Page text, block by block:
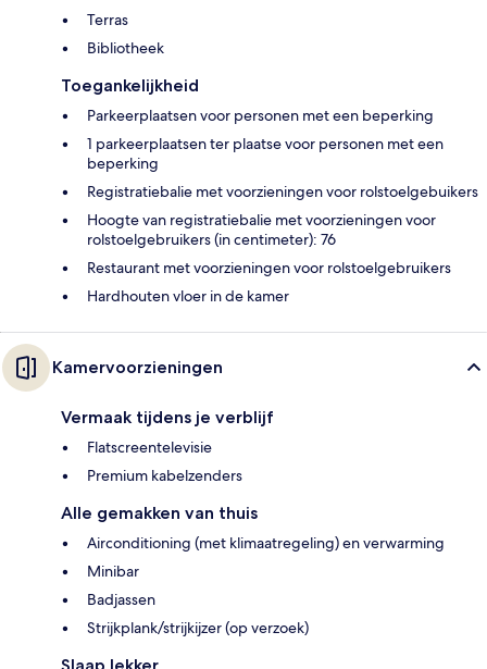
Terras
Bibliotheek
Toegankelijkheid
Parkeerplaatsen voor personen met een beperking
1 parkeerplaatsen ter plaatse voor personen met een
beperking
Registratiebalie met voorzieningen voor rolstoelgebuikers
Hoogte van registratiebalie met voorzieningen voor
rolstoelgebruikers (in centimeter): 76
Restaurant met voorzieningen voor rolstoelgebruikers
Hardhouten vloer in de kamer
Kamervoorzieningen
Vermaak tijdens je verblijf
Flatscreentelevisie
Premium kabelzenders
Alle gemakken van thuis
Airconditioning (met klimaatregeling) en verwarming
Minibar
Badjassen
Strijkplank/strijkijzer (op verzoek)